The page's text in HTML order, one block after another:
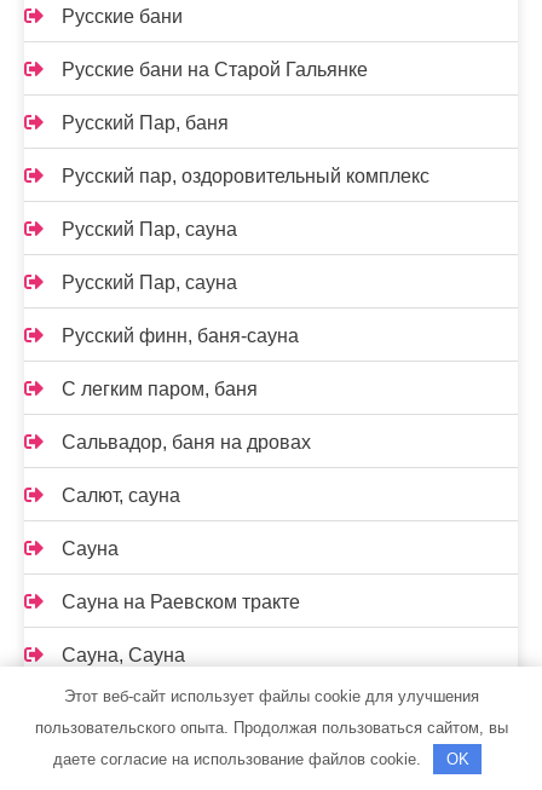
Русские бани
Русские бани на Старой Гальянке
Русский Пар, баня
Русский пар, оздоровительный комплекс
Русский Пар, сауна
Русский Пар, сауна
Русский финн, баня-сауна
С легким паром, баня
Сальвадор, баня на дровах
Салют, сауна
Сауна
Сауна на Раевском тракте
Сауна, Сауна
Сауна, Сауна
Сауна, Сауна
Этот веб-сайт использует файлы cookie для улучшения
пользовательского опыта. Продолжая пользоваться сайтом, вы
даете согласие на использование файлов cookie.
OK